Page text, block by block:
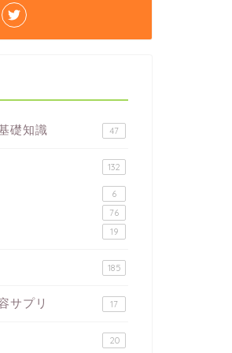
礎知識 47
132
6
76
19
185
サプリ 17
20